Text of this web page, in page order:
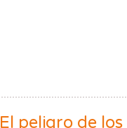
peligro de los